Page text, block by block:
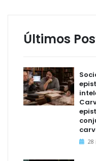
Últimos
28